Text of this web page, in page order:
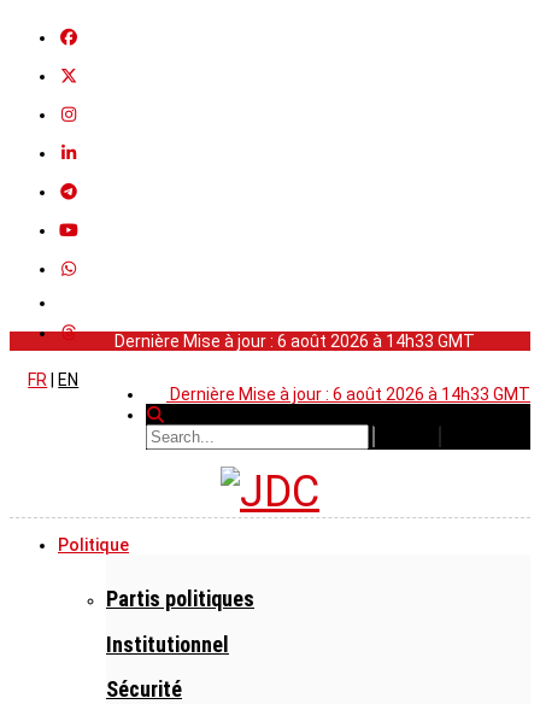
Dernière Mise à jour : 6 août 2026 à 14h33 GMT
Dernière Mise à jour : 6 août 2026 à 14h33 GMT
FR
EN
Politique
Partis politiques
Institutionnel
Sécurité